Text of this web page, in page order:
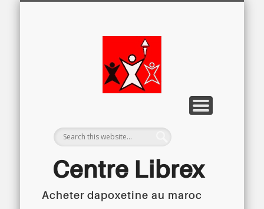
Centre Librex
Centre régional du Libre Examen
Acheter dapoxetine au maroc